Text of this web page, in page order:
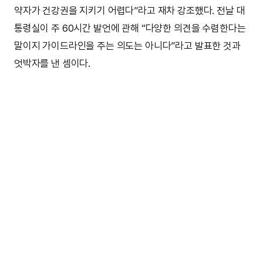
약자가 건강권을 지키기 어렵다”라고 재차 강조했다. 전날 대
통령실이 주 60시간 발언에 관해 “다양한 의견을 수렴한다는
말이지 가이드라인을 주는 의도는 아니다”라고 발표한 것과
엇박자를 낸 셈이다.